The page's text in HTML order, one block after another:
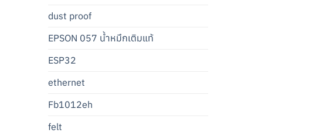
dust proof
EPSON 057 น้ำหมึกเติมแท้
ESP32
ethernet
Fb1012eh
felt